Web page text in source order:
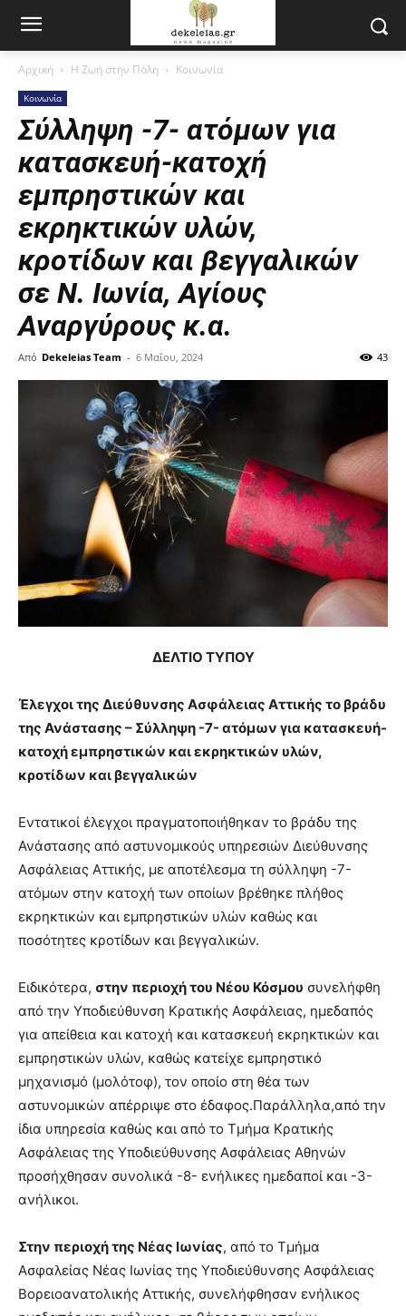
Αρχική Η Ζωή στην Πόλη Κοινωνία
Κοινωνία
Σύλληψη -7- ατόμων για
κατασκευή-κατοχή
εμπρηστικών και
εκρηκτικών υλών,
κροτίδων και βεγγαλικών
σε Ν. Ιωνία, Αγίους
Αναργύρους κ.α.
Από Dekeleias Team - 6 Μαΐου, 2024 43
ΔΕΛΤΙΟ ΤΥΠΟΥ
Έλεγχοι της Διεύθυνσης Ασφάλειας Αττικής το βράδυ
της Ανάστασης – Σύλληψη -7- ατόμων για κατασκευή-
κατοχή εμπρηστικών και εκρηκτικών υλών,
κροτίδων και βεγγαλικών
Εντατικοί έλεγχοι πραγματοποιήθηκαν το βράδυ της
Ανάστασης από αστυνομικούς υπηρεσιών Διεύθυνσης
Ασφάλειας Αττικής, με αποτέλεσμα τη σύλληψη -7-
ατόμων στην κατοχή των οποίων βρέθηκε πλήθος
εκρηκτικών και εμπρηστικών υλών καθώς και
ποσότητες κροτίδων και βεγγαλικών.
Ειδικότερα, στην περιοχή του Νέου Κόσμου συνελήφθη
από την Υποδιεύθυνση Κρατικής Ασφάλειας, ημεδαπός
για απείθεια και κατοχή και κατασκευή εκρηκτικών και
εμπρηστικών υλών, καθώς κατείχε εμπρηστικό
μηχανισμό (μολότοφ), τον οποίο στη θέα των
αστυνομικών απέρριψε στο έδαφος.Παράλληλα,από την
ίδια υπηρεσία καθώς και από το Τμήμα Κρατικής
Ασφάλειας της Υποδιεύθυνσης Ασφάλειας Αθηνών
προσήχθησαν συνολικά -8- ενήλικες ημεδαποί και -3-
ανήλικοι.
Στην περιοχή της Νέας Ιωνίας, από το Τμήμα
Ασφαλείας Νέας Ιωνίας της Υποδιεύθυνσης Ασφάλειας
Βορειοανατολικής Αττικής, συνελήφθησαν ενήλικος